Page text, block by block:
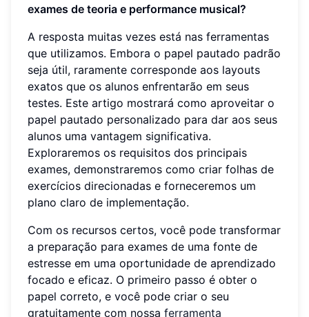
exames de teoria e performance musical?
A resposta muitas vezes está nas ferramentas
que utilizamos. Embora o papel pautado padrão
seja útil, raramente corresponde aos layouts
exatos que os alunos enfrentarão em seus
testes. Este artigo mostrará como aproveitar o
papel pautado personalizado para dar aos seus
alunos uma vantagem significativa.
Exploraremos os requisitos dos principais
exames, demonstraremos como criar folhas de
exercícios direcionadas e forneceremos um
plano claro de implementação.
Com os recursos certos, você pode transformar
a preparação para exames de uma fonte de
estresse em uma oportunidade de aprendizado
focado e eficaz. O primeiro passo é obter o
papel correto, e você pode criar o seu
gratuitamente com nossa ferramenta